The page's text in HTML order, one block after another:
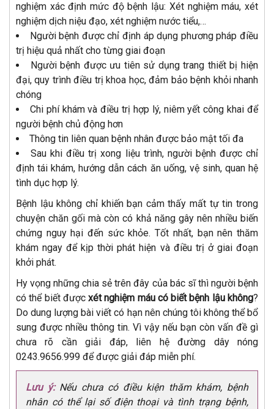
nghiệm xác định mức độ bệnh lậu: Xét nghiệm máu, xét
nghiệm dịch niệu đạo, xét nghiệm nước tiểu,…
Người bệnh được chỉ định áp dụng phương pháp điều
trị hiệu quả nhất cho từng giai đoạn
Người bệnh được ưu tiên sử dụng trang thiết bị hiện
đại, quy trình điều trị khoa học, đảm bảo bệnh khỏi nhanh
chóng
Chi phí khám và điều trị hợp lý, niêm yết công khai để
người bệnh chủ động hơn
Thông tin liên quan bệnh nhân được bảo mật tối đa
Sau khi điều trị xong liệu trình, người bệnh được chỉ
định tái khám, hướng dẫn cách ăn uống, vệ sinh, quan hệ
tình dục hợp lý.
Bệnh lậu không chỉ khiến bạn cảm thấy mất tự tin trong
chuyện chăn gối mà còn có khả năng gây nên nhiều biến
chứng nguy hại đến sức khỏe. Tốt nhất, bạn nên thăm
khám ngay để kịp thời phát hiện và điều trị ở giai đoạn
khởi phát.
Hy vọng những chia sẻ trên đây của bác sĩ thì người bệnh
có thể biết đượcxét nghiệm máu có biết bệnh lậu không?
Do dung lượng bài viết có hạn nên chúng tôi không thể bổ
sung được nhiều thông tin. Vì vậy nếu bạn còn vấn đề gì
chưa rõ cần giải đáp, liên hệ đường dây nóng
0243.9656.999 để được giải đáp miễn phí.
Lưu ý:Nếu chưa có điều kiện thăm khám, bệnh
nhân có thể lại số điện thoại và tình trạng bệnh,